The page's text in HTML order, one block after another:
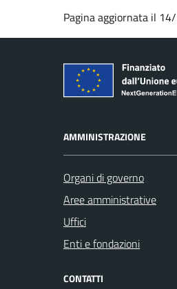
Pagina aggiornata il
AMMINISTRAZIONE
Organi di governo
Aree amministrative
Uffici
Enti e fondazioni
CONTATTI